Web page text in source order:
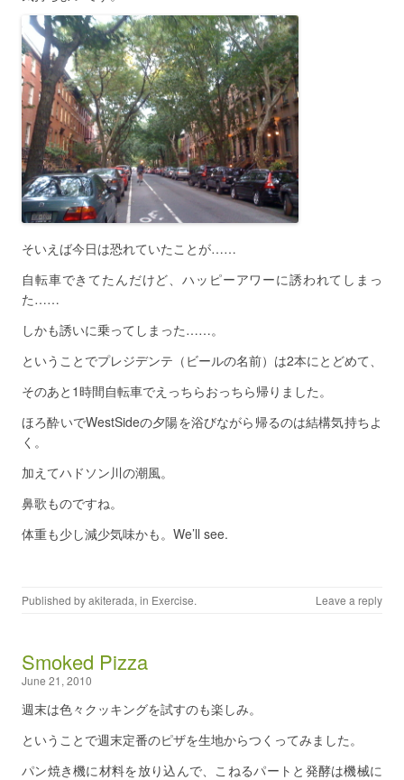
そいえば今日は恐れていたことが……
自転車できてたんだけど、ハッピーアワーに誘われてしまっ
た……
しかも誘いに乗ってしまった……。
ということでプレジデンテ（ビールの名前）は2本にとどめて、
そのあと1時間自転車でえっちらおっちら帰りました。
ほろ酔いでWestSideの夕陽を浴びながら帰るのは結構気持ちよ
く。
加えてハドソン川の潮風。
鼻歌ものですね。
体重も少し減少気味かも。We’ll see.
Published byakiterada, in Exercise. Leave a reply
Smoked Pizza
June 21, 2010
週末は色々クッキングを試すのも楽しみ。
ということで週末定番のピザを生地からつくってみました。
パン焼き機に材料を放り込んで、こねるパートと発酵は機械に